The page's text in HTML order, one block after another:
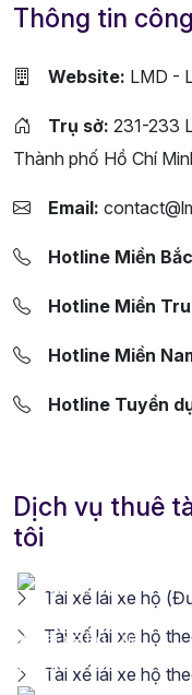
Thông tin
Website: LMD -
Trụ sở: 231-233
Thành phố Hồ Chí
Email:
Hotline Miền
Hotline Miền
Hotline Miền
Hotline Tuyển
Dịch vụ thuê
tôi
Tài xế lái xe hộ
Tài xế lái xe hộ
Tài xế lái xe hộ